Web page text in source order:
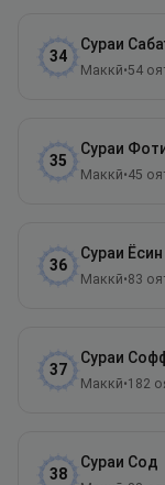
34
Сураи
Маккӣ•54
35
Сураи
Маккӣ•45
36
Сураи Ёсин
Маккӣ•83
37
Сураи
Маккӣ•182
38
Сураи Сод